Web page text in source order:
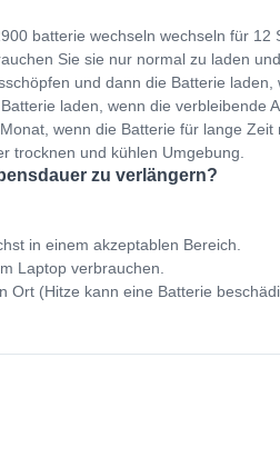
batterie wechseln wechseln für 12
Sie sie nur normal zu laden
und dann die Batterie laden,
laden, wenn die verbleibende
wenn die Batterie für lange Zeit
trocknen und kühlen Umgebung.
zu verlängern?
in einem akzeptablen Bereich.
Laptop verbrauchen.
(Hitze kann eine Batterie